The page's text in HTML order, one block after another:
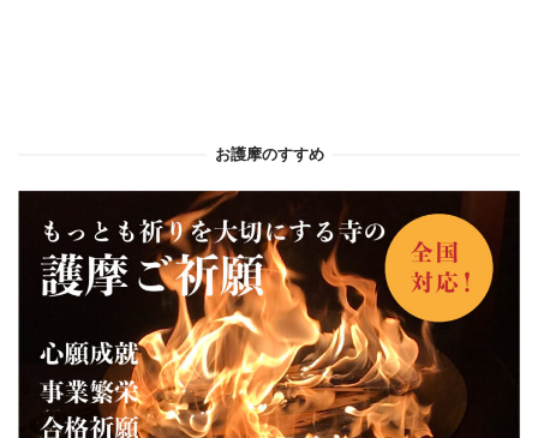
お護摩のすすめ